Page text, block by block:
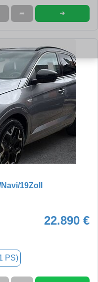
➦ ➜
19Zoll
22.890 €
PS)